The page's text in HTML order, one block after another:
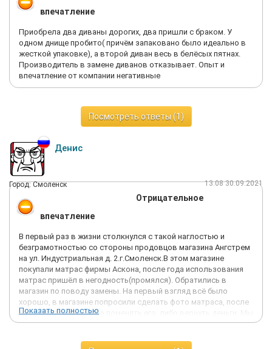
впечатление
Приобрела два диваны дорогих, два пришли с браком. У
одном днище пробито( причём запаковано было идеально в
жесткой упаковке), а второй диван весь в белёсых пятнах.
Производитель в замене диванов отказывает. Опыт и
впечатление от компании негативные
Посмотреть ответы (1)
Денис
Город: Смоленск 13:08 30.09.2021
Отрицательное
впечатление
В первый раз в жизни столкнулся с такой наглостью и
безграмотностью со стороны продовцов магазина Ангстрем
на ул. Индустриальная д. 2.г.Смоленск.В этом магазине
покупали матрас фирмы Аскона, после года использования
матрас пришёл в негодность(промялся). Обратились в
магазин по поводу замены. На первый взгляд всё было
хорошо, в магазине попросили сделать фото матраса, после
чего согласились либо поменять его, либо вернуть деньги. Мы
решили обменять его на такой же, пришли в магазин
подорожал и нам необходимо доплатить разницу.
Показать полностью